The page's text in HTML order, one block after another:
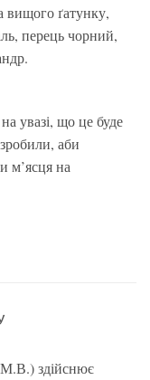
ґатунку,
перець чорний,
увазі, що це буде
аби
м’ясця на
здійснює